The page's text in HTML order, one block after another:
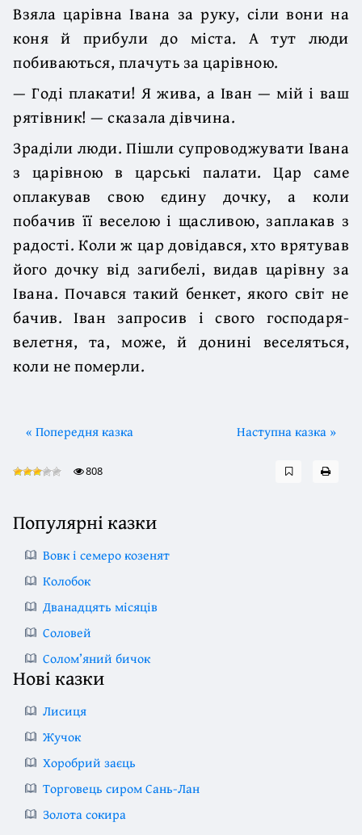
Взяла царівна Івана за руку, сіли вони на
коня й прибули до міста. А тут люди
побиваються, плачуть за царівною.
— Годі плакати! Я жива, а Іван — мій і ваш
рятівник! — сказала дівчина.
Зраділи люди. Пішли супроводжувати Івана
з царівною в царські палати. Цар саме
оплакував свою єдину дочку, а коли
побачив її веселою і щасливою, заплакав з
радості. Коли ж цар довідався, хто врятував
його дочку від загибелі, видав царівну за
Івана. Почався такий бенкет, якого світ не
бачив. Іван запросив і свого господаря-
велетня, та, може, й донині веселяться,
коли не померли.
« Попередня казка Наступна казка »
808
Популярні казки
Вовк і семеро козенят
Колобок
Дванадцять місяців
Соловей
Солом’яний бичок
Нові казки
Лисиця
Жучок
Хоробрий заєць
Торговець сиром Сань-Лан
Золота сокира